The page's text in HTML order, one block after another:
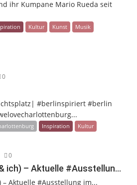
ihr Kumpane Mario Rueda seit
Kultur Kunst
Musik
0
#berlinspiriert #berlin
Inspiration Kultur
0
ich) – Aktuelle #Ausstellun…
– Aktuelle #Ausstellung im...